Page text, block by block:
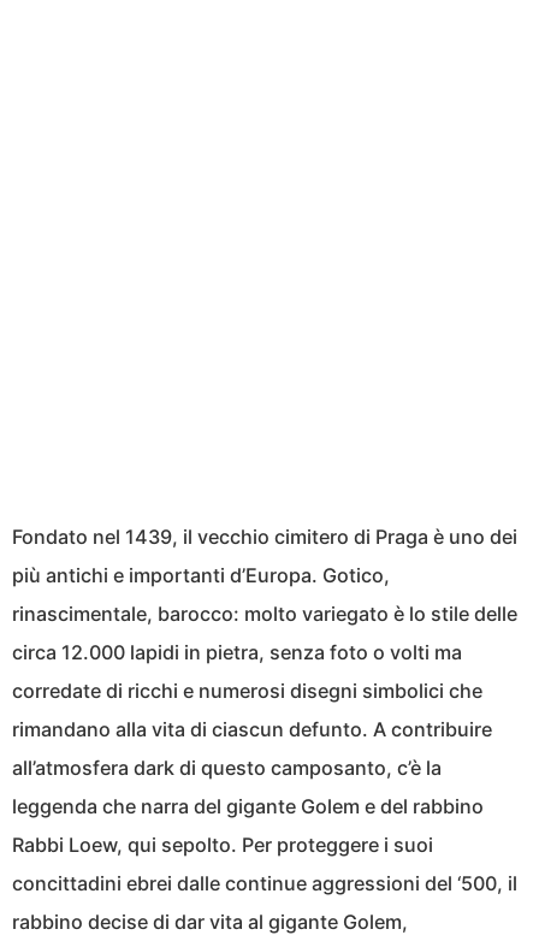
Fondato nel 1439, il vecchio cimitero di Praga è uno dei
più antichi e importanti d’Europa. Gotico,
rinascimentale, barocco: molto variegato è lo stile delle
circa 12.000 lapidi in pietra, senza foto o volti ma
corredate di ricchi e numerosi disegni simbolici che
rimandano alla vita di ciascun defunto. A contribuire
all’atmosfera dark di questo camposanto, c’è la
leggenda che narra del gigante Golem e del rabbino
Rabbi Loew, qui sepolto. Per proteggere i suoi
concittadini ebrei dalle continue aggressioni del ‘500, il
rabbino decise di dar vita al gigante Golem,